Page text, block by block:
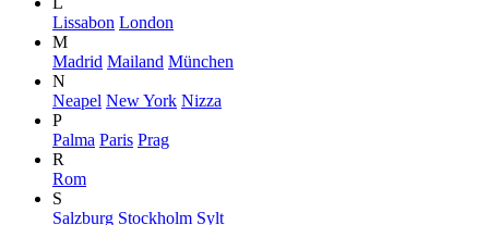
Lissabon London
M
Madrid Mailand München
N
Neapel New York Nizza
P
Palma Paris Prag
R
Rom
S
Salzburg Stockholm Sylt